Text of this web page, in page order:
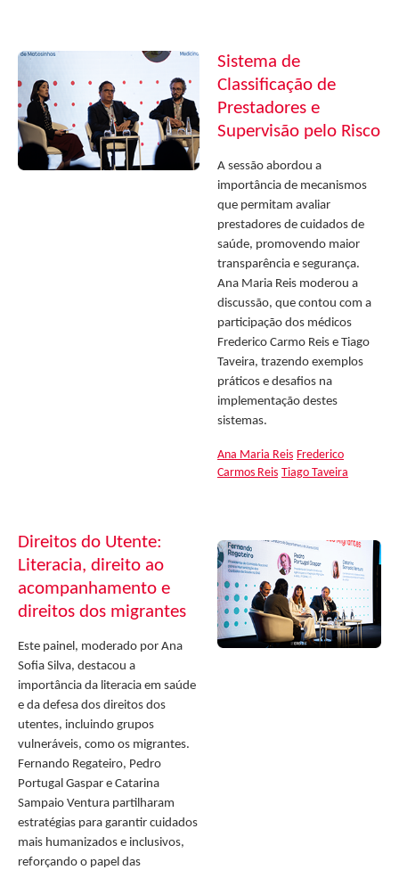
Sistema de
Classificação de
Prestadores e
Supervisão pelo Risco
A sessão abordou a
importância de mecanismos
que permitam avaliar
prestadores de cuidados de
saúde, promovendo maior
transparência e segurança.
Ana Maria Reis moderou a
discussão, que contou com a
participação dos médicos
Frederico Carmo Reis e Tiago
Taveira, trazendo exemplos
práticos e desafios na
implementação destes
sistemas.
Ana Maria Reis Frederico
Carmos Reis Tiago Taveira
Direitos do Utente:
Literacia, direito ao
acompanhamento e
direitos dos migrantes
Este painel, moderado por Ana
Sofia Silva, destacou a
importância da literacia em saúde
e da defesa dos direitos dos
utentes, incluindo grupos
vulneráveis, como os migrantes.
Fernando Regateiro, Pedro
Portugal Gaspar e Catarina
Sampaio Ventura partilharam
estratégias para garantir cuidados
mais humanizados e inclusivos,
reforçando o papel das